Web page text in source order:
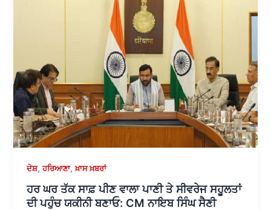
ਦੇਸ਼,ਹਰਿਆਣਾ,ਖ਼ਾਸ ਖ਼ਬਰਾਂ
ਹਰ ਘਰ ਤੱਕ ਸਾਫ਼ ਪੀਣ ਵਾਲਾ ਪਾਣੀ ਤੇ ਸੀਵਰੇਜ ਸਹੂਲਤਾਂ
ਦੀ ਪਹੁੰਚ ਯਕੀਨੀ ਬਣਾਓ: CM ਨਾਇਬ ਸਿੰਘ ਸੈਣੀ